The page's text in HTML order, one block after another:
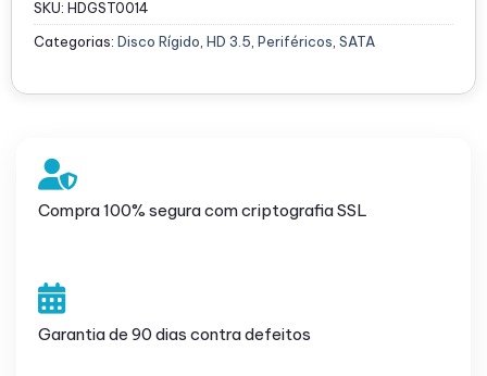
SKU: HDGST0014
Categorias: Disco Rígido, HD 3.5, Periféricos, SATA
Compra 100% segura com criptografia SSL
Garantia de 90 dias contra defeitos